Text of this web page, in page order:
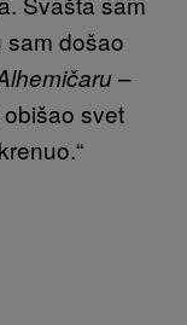
sam došao
–
svet